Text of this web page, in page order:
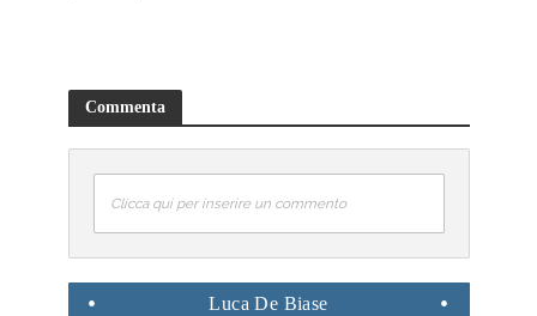
Commenta
Clicca qui per inserire un commento
Luca De Biase